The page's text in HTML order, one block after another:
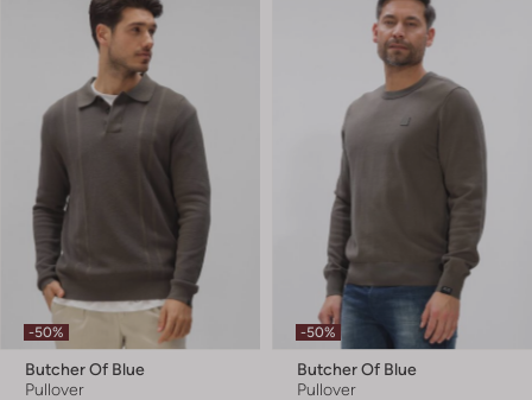
-50%
Butcher Of Blue
Pullover
-50%
Butcher Of Blue
Pullover